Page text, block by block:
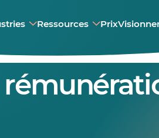
Ressources Prix